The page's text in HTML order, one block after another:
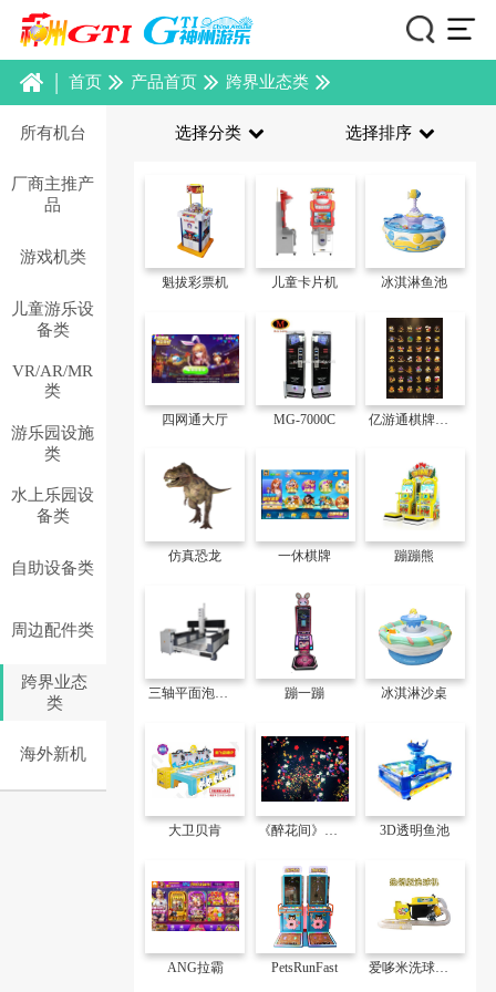
| 首页 产品首页 跨界业态类
所有机台
厂商主推产
品
游戏机类
儿童游乐设
备类
VR/AR/MR
类
游乐园设施
类
水上乐园设
备类
自助设备类
周边配件类
跨界业态
类
海外新机
选择分类 选择排序
魁拔彩票机 儿童卡片机 冰淇淋鱼池
四网通大厅 MG-7000C 亿游通棋牌游戏
仿真恐龙 一休棋牌 蹦蹦熊
三轴平面泡沫雕刻机 蹦一蹦 冰淇淋沙桌
大卫贝肯 《醉花间》一期一会”的繁花，感受它的诞生与湮灭 3D透明鱼池
ANG拉霸 PetsRunFast 爱哆米洗球机(热销版)